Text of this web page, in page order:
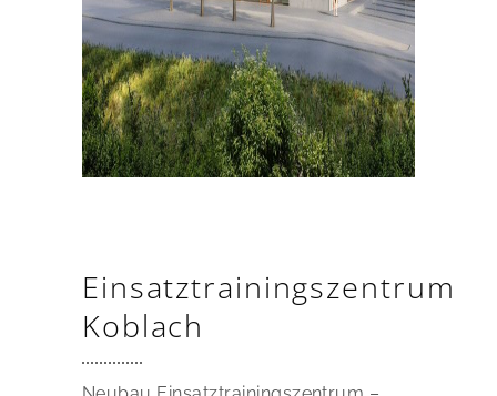
Einsatztrainingszentrum
Koblach